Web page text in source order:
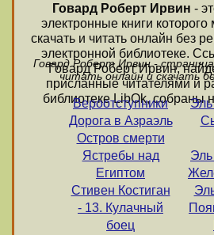
Говард Роберт Ирвин -
электронные книги
скачать и читать онлайн без
электронной библиотеке.
Говард Роберт Ирвин,
присланные читателями и
библиотеке LibOk, собраны
Говард Роберт Ирвин -
читать онлайн и скачать
Вероотступники
Дорога в Азраэль
Остров смерти
Ястребы над
Египтом
Стивен Костиган
- 13. Кулачный
боец
Эль